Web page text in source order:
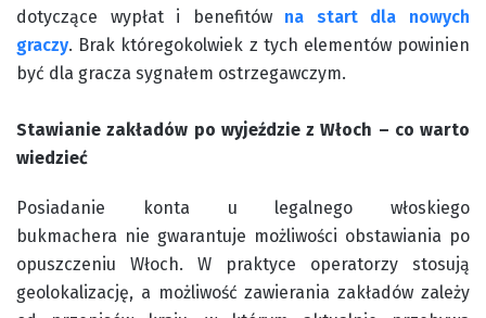
dotyczące wypłat i benefitów na start dla nowych
graczy. Brak któregokolwiek z tych elementów powinien
być dla gracza sygnałem ostrzegawczym.
Stawianie zakładów po wyjeździe z Włoch – co warto
wiedzieć
Posiadanie konta u legalnego włoskiego
bukmachera nie gwarantuje możliwości obstawiania po
opuszczeniu Włoch. W praktyce operatorzy stosują
geolokalizację, a możliwość zawierania zakładów zależy